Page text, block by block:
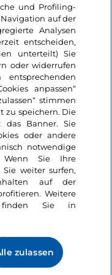
und Profiling-
auf der
Analysen
entscheiden,
unterteilt) Sie
oder widerrufen
anpassen“
stimmen
zu speichern. Die
das Banner. Sie
oder andere
notwendige
Wenn Sie Ihre
weiter surfen,
auf der
Weitere
finden Sie in
zulassen